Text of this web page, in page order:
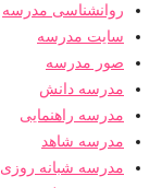
روانشناسی مدرسه
سایت مدرسه
صور مدرسه
مدرسه دانش
مدرسه راهنمایی
مدرسه شاهد
مدرسه شبانه روزی